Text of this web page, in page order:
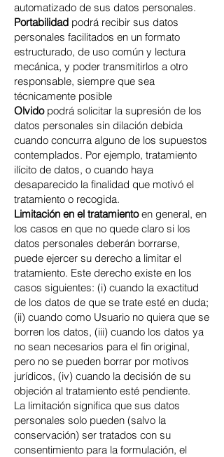
automatizado de sus datos personales.
Portabilidad podrá recibir sus datos
personales facilitados en un formato
estructurado, de uso común y lectura
mecánica, y poder transmitirlos a otro
responsable, siempre que sea
técnicamente posible
Olvidopodrá solicitar la supresión de los
datos personales sin dilación debida
cuando concurra alguno de los supuestos
contemplados. Por ejemplo, tratamiento
ilícito de datos, o cuando haya
desaparecido la finalidad que motivó el
tratamiento o recogida.
Limitación en el tratamientoen general, en
los casos en que no quede claro si los
datos personales deberán borrarse,
puede ejercer su derecho a limitar el
tratamiento. Este derecho existe en los
casos siguientes: (i) cuando la exactitud
de los datos de que se trate esté en duda;
(ii) cuando como Usuario no quiera que se
borren los datos, (iii) cuando los datos ya
no sean necesarios para el fin original,
pero no se pueden borrar por motivos
jurídicos, (iv) cuando la decisión de su
objeción al tratamiento esté pendiente.
La limitación significa que sus datos
personales solo pueden (salvo la
conservación) ser tratados con su
consentimiento para la formulación, el